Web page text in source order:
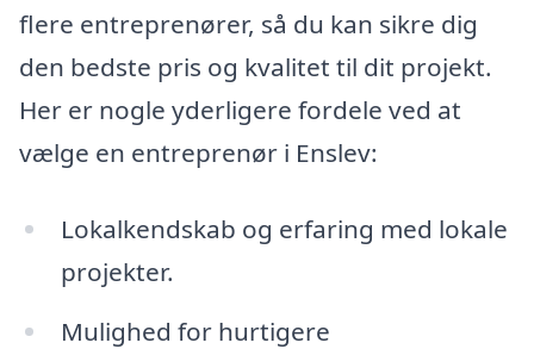
flere entreprenører, så du kan sikre dig
den bedste pris og kvalitet til dit projekt.
Her er nogle yderligere fordele ved at
vælge en entreprenør i Enslev:
Lokalkendskab og erfaring med lokale
projekter.
Mulighed for hurtigere